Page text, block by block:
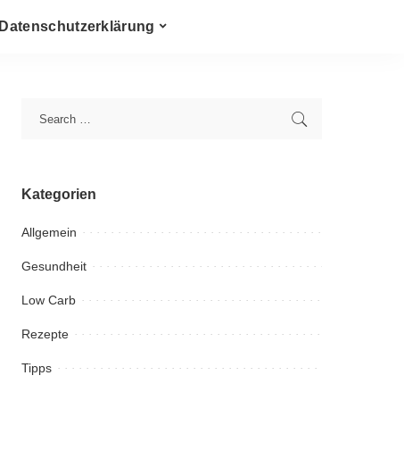
Datenschutzerklärung
Kategorien
Allgemein
Gesundheit
Low Carb
Rezepte
Tipps